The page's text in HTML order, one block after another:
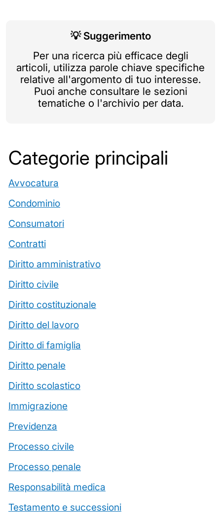
💡 Suggerimento
Per una ricerca più efficace degli
articoli, utilizza parole chiave specifiche
relative all'argomento di tuo interesse.
Puoi anche consultare le sezioni
tematiche o l'archivio per data.
Categorie principali
Avvocatura
Condominio
Consumatori
Contratti
Diritto amministrativo
Diritto civile
Diritto costituzionale
Diritto del lavoro
Diritto di famiglia
Diritto penale
Diritto scolastico
Immigrazione
Previdenza
Processo civile
Processo penale
Responsabilità medica
Testamento e successioni